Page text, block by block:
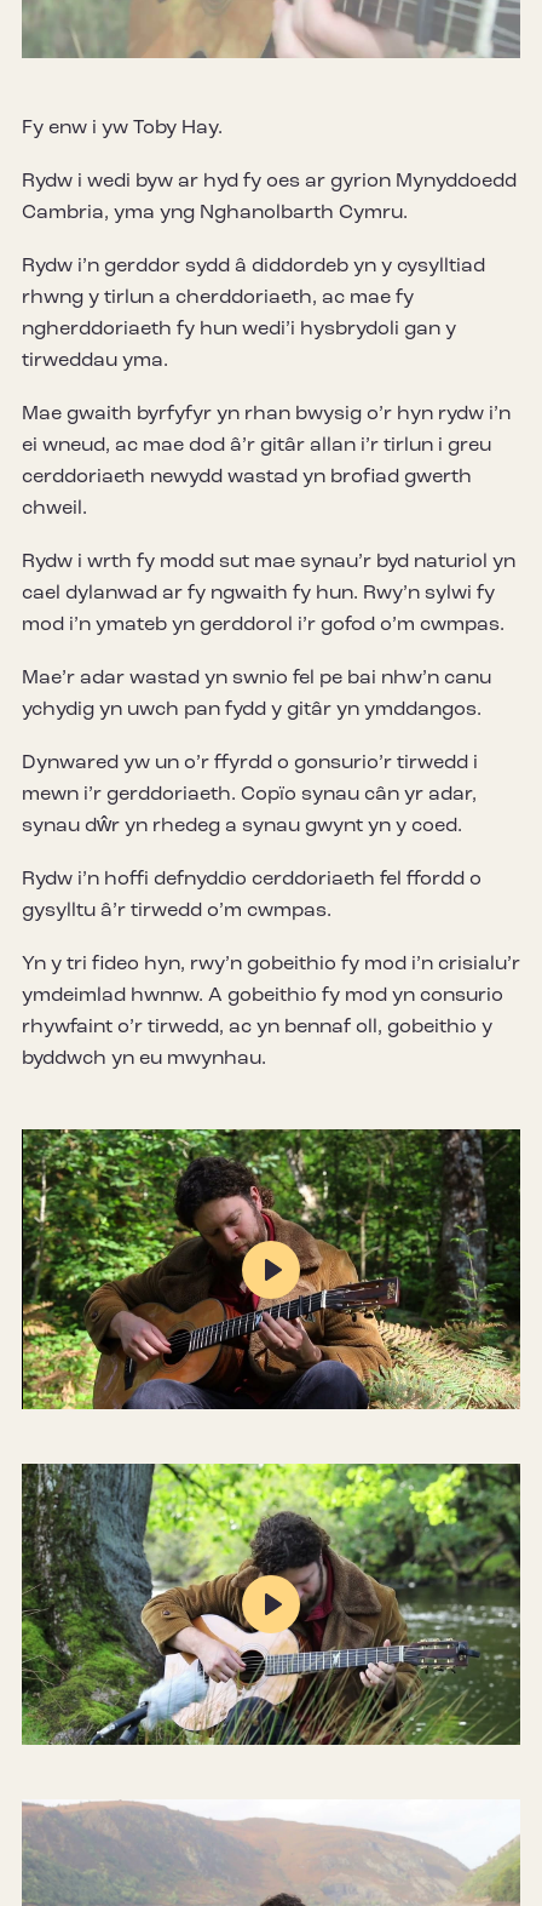
Mute Settings
Fy enw i yw Toby Hay.
Rydw i wedi byw ar hyd fy oes ar gyrion Mynyddoedd
Cambria, yma yng Nghanolbarth Cymru.
Rydw i’n gerddor sydd â diddordeb yn y cysylltiad
rhwng y tirlun a cherddoriaeth, ac mae fy
ngherddoriaeth fy hun wedi’i hysbrydoli gan y
tirweddau yma.
Mae gwaith byrfyfyr yn rhan bwysig o’r hyn rydw i’n
ei wneud, ac mae dod â’r gitâr allan i’r tirlun i greu
cerddoriaeth newydd wastad yn brofiad gwerth
chweil.
Rydw i wrth fy modd sut mae synau’r byd naturiol yn
cael dylanwad ar fy ngwaith fy hun. Rwy’n sylwi fy
mod i’n ymateb yn gerddorol i’r gofod o’m cwmpas.
Mae’r adar wastad yn swnio fel pe bai nhw’n canu
ychydig yn uwch pan fydd y gitâr yn ymddangos.
Dynwared yw un o’r ffyrdd o gonsurio’r tirwedd i
mewn i’r gerddoriaeth. Copïo synau cân yr adar,
synau dŵr yn rhedeg a synau gwynt yn y coed.
Rydw i’n hoffi defnyddio cerddoriaeth fel ffordd o
gysylltu â’r tirwedd o’m cwmpas.
Yn y tri fideo hyn, rwy’n gobeithio fy mod i’n crisialu’r
ymdeimlad hwnnw. A gobeithio fy mod yn consurio
rhywfaint o’r tirwedd, ac yn bennaf oll, gobeithio y
byddwch yn eu mwynhau.
Mute Settings
Play
Mute Settings
Play